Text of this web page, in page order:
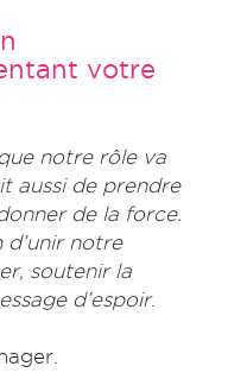
votre
notre rôle va
aussi de prendre
de la force.
d’unir notre
soutenir la
d’espoir.